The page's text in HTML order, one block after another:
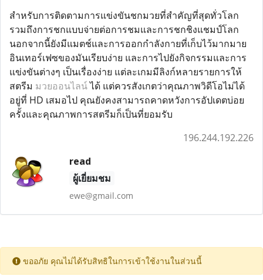
สำหรับการติดตามการแข่งขันชกมวยที่สำคัญที่สุดทั่วโลก
รวมถึงการชกแบบจ่ายต่อการชมและการชกชิงแชมป์โลก
นอกจากนี้ยังมีแมตช์และการออกกำลังกายที่เก็บไว้มากมาย
อินเทอร์เฟซของมันเรียบง่าย และการไปยังกิจกรรมและการ
แข่งขันต่างๆ เป็นเรื่องง่าย แต่ละเกมมีลิงก์หลายรายการให้
สตรีม มวยออนไลน์ได้ แต่ควรสังเกตว่าคุณภาพวิดีโอไม่ได้
อยู่ที่ HD เสมอไป คุณยังคงสามารถคาดหวังการอัปเดตบ่อย
ครั้งและคุณภาพการสตรีมก็เป็นที่ยอมรับ
196.244.192.226
read
ผู้เยี่ยมชม
ewe@gmail.com
ขออภัย คุณไม่ได้รับสิทธิในการเข้าใช้งานในส่วนนี้